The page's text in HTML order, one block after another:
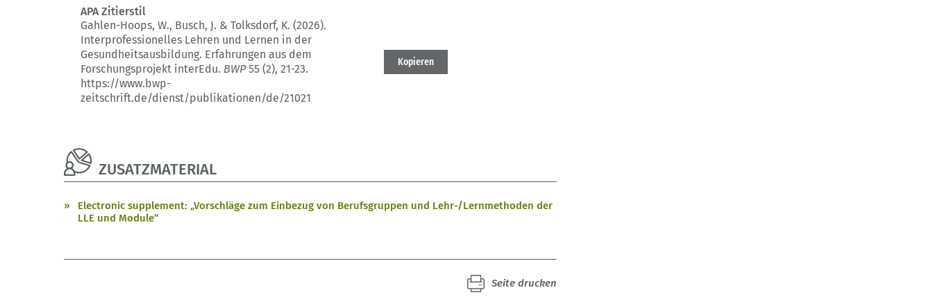
APA Zitierstil
Gahlen-Hoops, W., Busch, J. & Tolksdorf, K. (2026).
Interprofessionelles Lehren und Lernen in der
Gesundheitsausbildung. Erfahrungen aus dem
Forschungsprojekt interEdu. BWP55 (2), 21-23.
https://www.bwp-
zeitschrift.de/dienst/publikationen/de/21021
Kopieren
ZUSATZMATERIAL
Electronic supplement: „Vorschläge zum Einbezug von Berufsgruppen und Lehr-/Lernmethoden der
LLE und Module“
Seite drucken